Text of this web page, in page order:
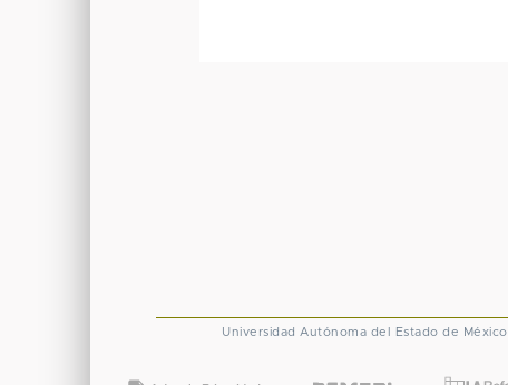
Universidad Autónoma del Estado de México